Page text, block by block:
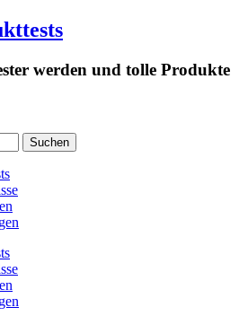
werden und tolle Produkte